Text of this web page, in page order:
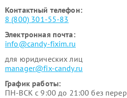
Контактный телефон:
8 (800) 301-55-83
Электронная почта:
info@candy-fixim.ru
для юридических лиц
manager@fix-candy.ru
График работы:
ПН-ВСК с 9:00 до 21:00 без